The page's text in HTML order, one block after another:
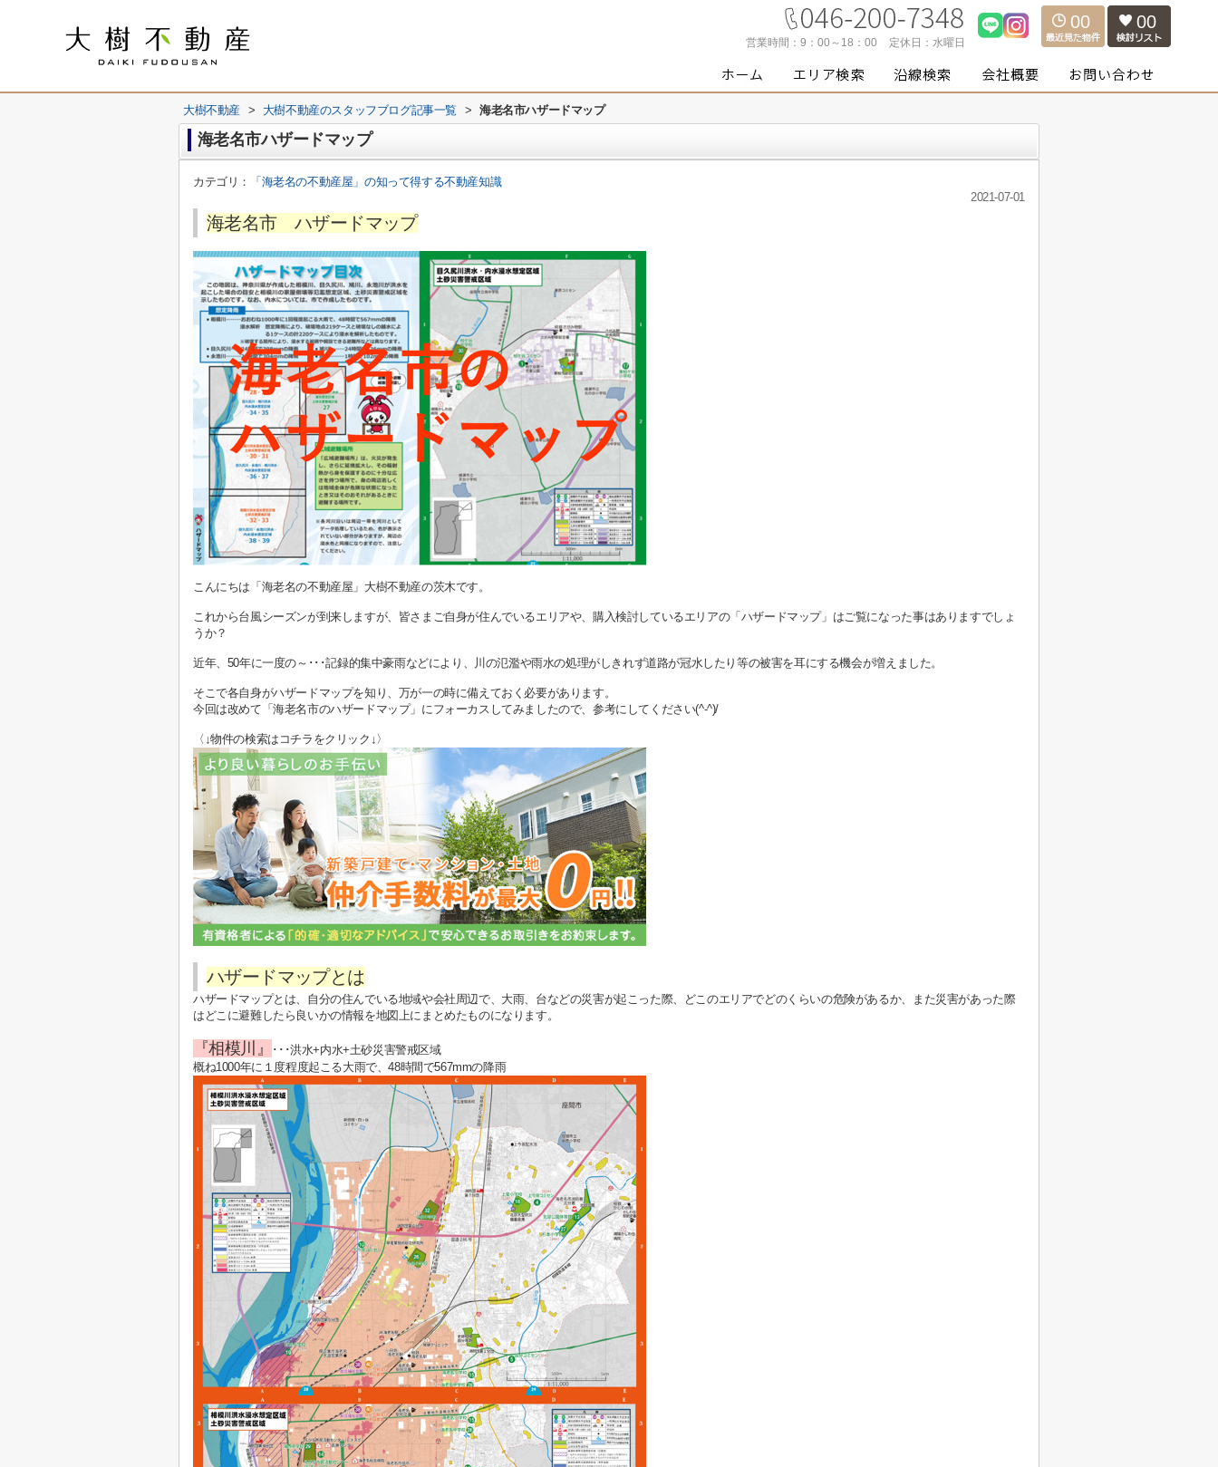
営業時間： 9：00～18：00 定休日： 水曜日
00 00
大樹不動産 > 大樹不動産のスタッフブログ記事一覧 > 海老名市ハザードマップ
海老名市ハザードマップ
カテゴリ：
「海老名の不動産屋」の知って得する不動産知識
2021-07-01
海老名市 ハザードマップ
こんにちは「海老名の不動産屋」大樹不動産の茨木です。
これから台風シーズンが到来しますが、皆さまご自身が住んでいるエリアや、購入検討しているエリアの「ハザードマップ」はご覧になった事はありますでしょ
うか？
近年、50年に一度の～･･･記録的集中豪雨などにより、川の氾濫や雨水の処理がしきれず道路が冠水したり等の被害を耳にする機会が増えました。
そこで各自身がハザードマップを知り、万が一の時に備えておく必要があります。
今回は改めて「海老名市のハザードマップ」にフォーカスしてみましたので、参考にしてください(^-^)/
〈↓物件の検索はコチラをクリック↓〉
ハザードマップとは
ハザードマップとは、自分の住んでいる地域や会社周辺で、大雨、台などの災害が起こった際、どこのエリアでどのくらいの危険があるか、また災害があった際
はどこに避難したら良いかの情報を地図上にまとめたものになります。
『相模川』
･･･洪水+内水+土砂災害警戒区域
概ね1000年に１度程度起こる大雨で、48時間で567mmの降雨